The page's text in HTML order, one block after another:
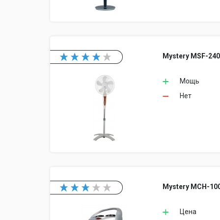
Mystery MSF-
Мощь
Нет
Mystery MCH-
Цена